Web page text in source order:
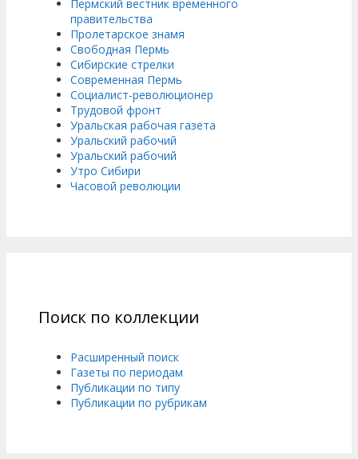
Пермский вестник временного
правительства
Пролетарское знамя
Свободная Пермь
Сибирские стрелки
Современная Пермь
Социалист-революционер
Трудовой фронт
Уральская рабочая газета
Уральский рабочий
Уральский рабочий
Утро Сибири
Часовой революции
Поиск по коллекции
Расширенный поиск
Газеты по периодам
Публикации по типу
Публикации по рубрикам